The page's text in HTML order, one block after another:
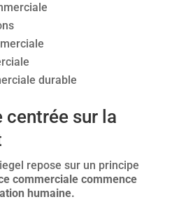
durable
centrée sur la
repose sur un principe
commerciale commence
humaine.